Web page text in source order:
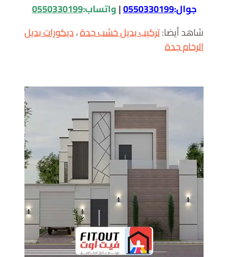
جوال:0550330199
|واتساب:0550330199
شاهد أيضا:تركيب بديل خشب جدة،ديكورات بديل
الرخام جدة